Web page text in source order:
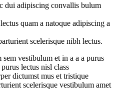
dui adipiscing convallis bulum
quam a natoque adipiscing a
scelerisque nibh lectus.
vestibulum et in a a a purus
lectus nisl class
dictumst mus et tristique
scelerisque vestibulum amet